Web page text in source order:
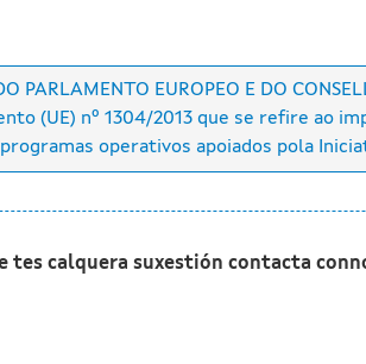
PARLAMENTO EUROPEO E DO
(UE) nº 1304/2013 que se refire ao
operativos apoiados pola
tes calquera suxestión contacta